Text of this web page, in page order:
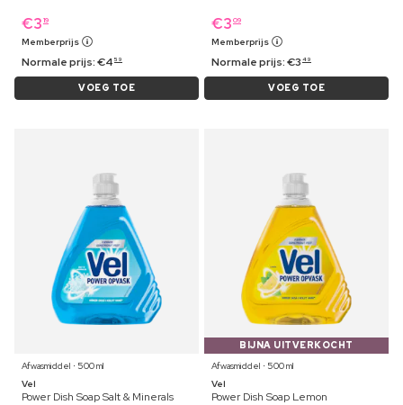
€3 19
Memberprijs
Normale prijs:€4 59
VOEG TOE
€3 09
Memberprijs
Normale prijs:€3 49
VOEG TOE
Afwasmiddel ⋅ 500 ml
Vel
Power Dish Soap Salt & Minerals
BIJNA UITVERKOCHT
Afwasmiddel ⋅ 500 ml
Vel
Power Dish Soap Lemon